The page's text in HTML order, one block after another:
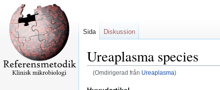
Ureaplasma species
(Omdirigerad från Ureaplasma)
Sida Diskussion